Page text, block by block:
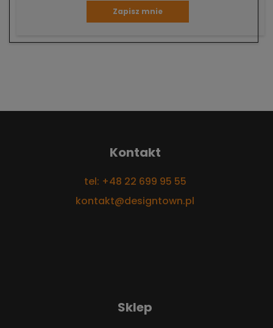
Zapisz mnie
Kontakt
tel: +48 22 699 95 55
kontakt@designtown.pl
Sklep